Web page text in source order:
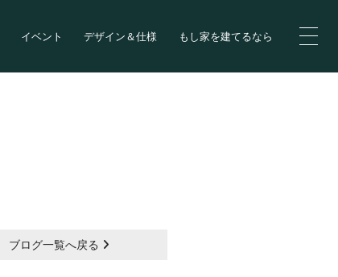
イベント デザイン＆仕様 もし家を建てるなら
ブログ一覧へ戻る